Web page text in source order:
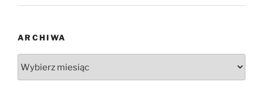
ARCHIWA